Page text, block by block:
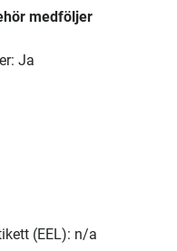
medföljer
Ja
(EEL): n/a